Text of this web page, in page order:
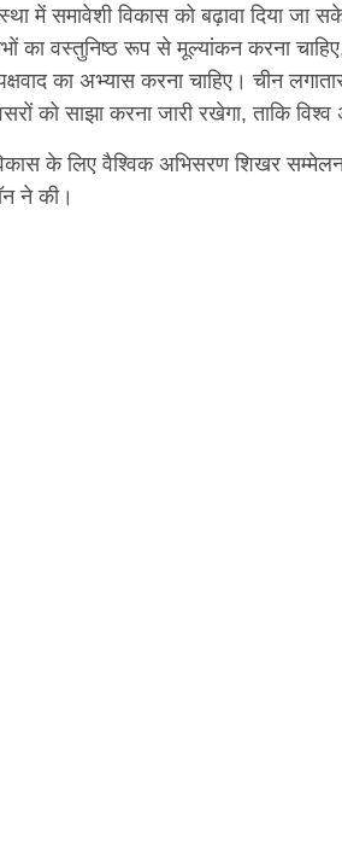
में समावेशी विकास को बढ़ावा दिया
का वस्तुनिष्ठ रूप से मूल्यांकन करना
का अभ्यास करना चाहिए। चीन
को साझा करना जारी रखेगा, ताकि
के लिए वैश्विक अभिसरण शिखर
ने की।